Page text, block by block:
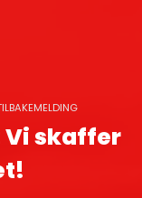
Vi skaffer